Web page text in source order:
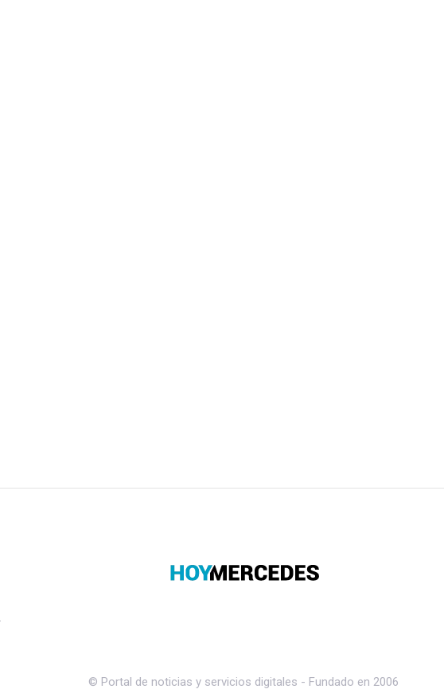
© Portal de noticias y servicios digitales - Fundado en 2006